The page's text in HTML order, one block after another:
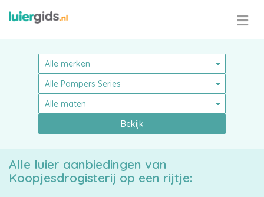
Bekijk
Alle luier aanbiedingen van
Koopjesdrogisterij op een rijtje: